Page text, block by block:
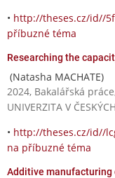
• http://theses.cz/id//
příbuzné téma
Researching the
(Natasha MACHATE)
2024, Bakalářská
UNIVERZITA V
• http://theses.cz/id//
na příbuzné téma
Additive manufacturing